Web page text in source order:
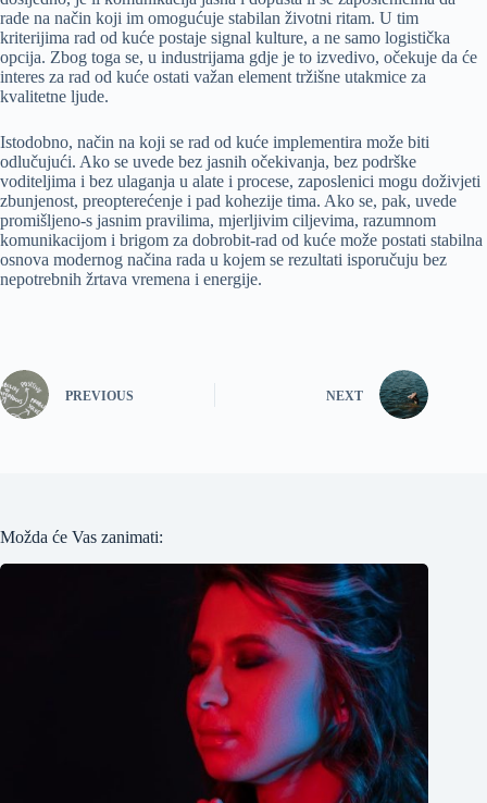
rade na način koji im omogućuje stabilan životni ritam. U tim
kriterijima rad od kuće postaje signal kulture, a ne samo logistička
opcija. Zbog toga se, u industrijama gdje je to izvedivo, očekuje da će
interes za rad od kuće ostati važan element tržišne utakmice za
kvalitetne ljude.
Istodobno, način na koji se rad od kuće implementira može biti
odlučujući. Ako se uvede bez jasnih očekivanja, bez podrške
voditeljima i bez ulaganja u alate i procese, zaposlenici mogu doživjeti
zbunjenost, preopterećenje i pad kohezije tima. Ako se, pak, uvede
promišljeno-s jasnim pravilima, mjerljivim ciljevima, razumnom
komunikacijom i brigom za dobrobit-rad od kuće može postati stabilna
osnova modernog načina rada u kojem se rezultati isporučuju bez
nepotrebnih žrtava vremena i energije.
PREVIOUS NEXT
Možda će Vas zanimati: